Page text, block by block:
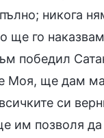
никога
ще го
победил
Моя, ще дам
си
им позволя да